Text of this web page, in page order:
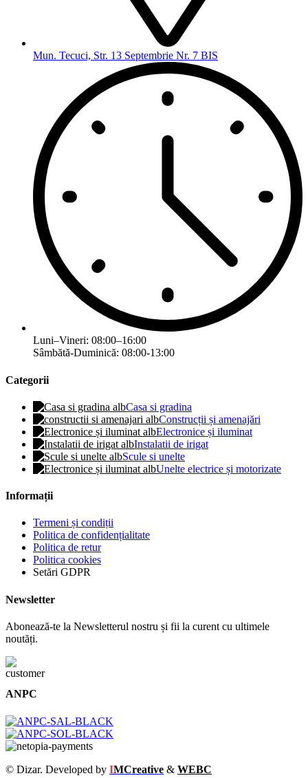
Mun. Tecuci, Str. 13 Septembrie Nr. 7 BIS
Luni–Vineri: 08:00–16:00
Sâmbătă-Duminică: 08:00-13:00
Categorii
Casa si gradina
Construcții și amenajări
Electronice și iluminat
Instalatii de irigat
Scule si unelte
Unelte electrice și motorizate
Informații
Termeni și condiții
Politica de confidențialitate
Politica de retur
Politica cookies
Setări GDPR
Newsletter
Abonează-te la Newsletterul nostru și fii la curent cu ultimele
noutăți.
ANPC
© Dizar. Developed by IMCreative & WEBC